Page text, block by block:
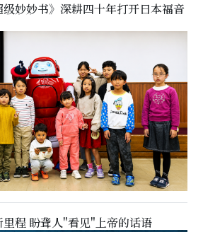
妙妙书》深耕四十年打开日本福音
程 盼聋人"看见"上帝的话语